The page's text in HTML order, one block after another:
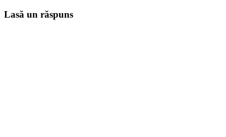
Lasă un răspuns